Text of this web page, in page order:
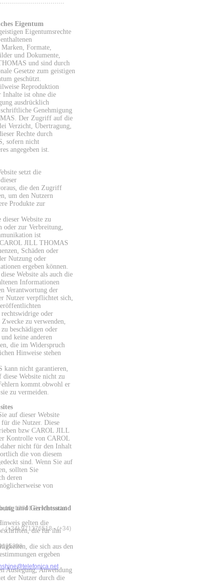
Eigentum
Eigentumsrechte
Formate,
und Dokumente,
und sind durch
Gesetze zum geistigen
geschützt.
Reproduktion
Inhalte ist ohne die
ausdrücklich
Genehmigung
Der Zugriff auf die
Verzicht, Übertragung,
Rechte durch
sofern nicht
angegeben ist.
setzt die
die den Zugriff
um den Nutzern
Produkte zur
Website zu
oder zur Verbreitung,
ist
JILL THOMAS
Schäden oder
Nutzung oder
ergeben können.
Website als auch die
Informationen
Verantwortung der
Nutzer verpflichtet sich,
oder
zu verwenden,
beschädigen oder
keine anderen
die im Widerspruch
Hinweise stehen
nicht garantieren,
Website nicht zu
kommt.obwohl er
zu vermeiden.
auf dieser Website
die Nutzer. Diese
bzw CAROL JILL
Kontrolle von CAROL
nicht für den Inhalt
die von diesem
sind. Wenn Sie auf
sollten Sie
deren
von
und Gerichtsstand
gelten die
die für ihn
die sich aus den
ergeben
Auslegung, Anwendung
der Nutzer durch die
07740 Es Mercadal
(+34) 971376518 - (+34)